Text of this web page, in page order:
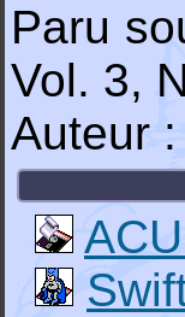
Paru
Vol. 3,
Auteur :